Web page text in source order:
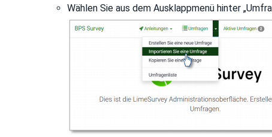
Wählen Sie aus dem Ausklappmenü hinter